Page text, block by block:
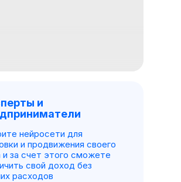
нейросети для
и продвижения своего
и за счет этого сможете
свой доход без
расходов
и